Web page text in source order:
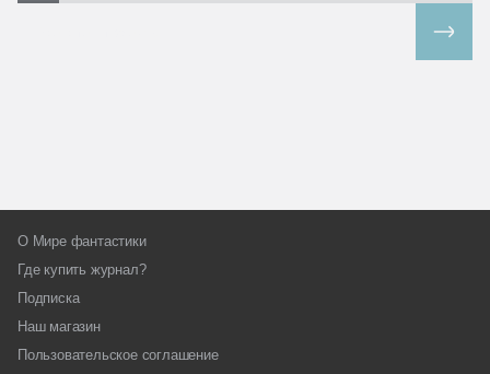
О Мире фантастики
Где купить журнал?
Подписка
Наш магазин
Пользовательское соглашение